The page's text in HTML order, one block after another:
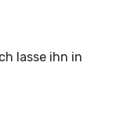
lasse ihn in